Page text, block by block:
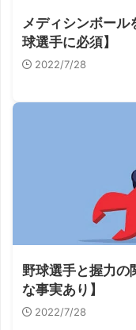
メディシンボール
球選手に必須】
2022/7/28
野球選手と握力の
な事実あり】
2022/7/28